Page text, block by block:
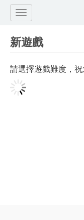
新遊戲
請選擇遊戲難度，祝